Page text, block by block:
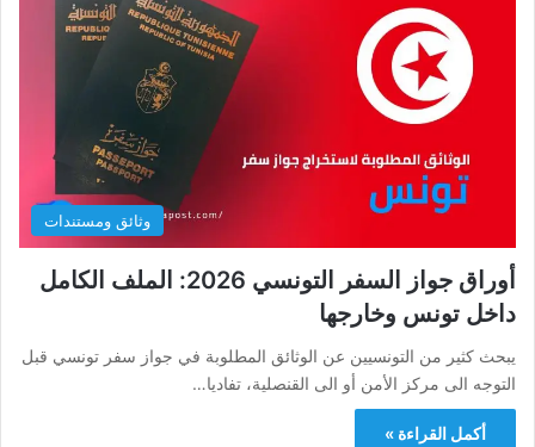
وثائق ومستندات
أوراق جواز السفر التونسي 2026: الملف الكامل
داخل تونس وخارجها
يبحث كثير من التونسيين عن الوثائق المطلوبة في جواز سفر تونسي قبل
التوجه الى مركز الأمن أو الى القنصلية، تفاديا…
أكمل القراءة »